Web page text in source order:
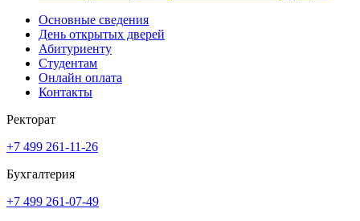
Основные сведения
День открытых дверей
Абитуриенту
Студентам
Онлайн оплата
Контакты
Ректорат
+7 499 261-11-26
Бухгалтерия
+7 499 261-07-49